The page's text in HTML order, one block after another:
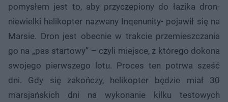
pomysłem jest to, aby przyczepiony do łazika dron-
niewielki helikopter nazwany Inqenunity- pojawił się na
Marsie. Dron jest obecnie w trakcie przemieszczania
go na „pas startowy” – czyli miejsce, z którego dokona
swojego pierwszego lotu. Proces ten potrwa sześć
dni. Gdy się zakończy, helikopter będzie miał 30
marsjańskich dni na wykonanie kilku testowych